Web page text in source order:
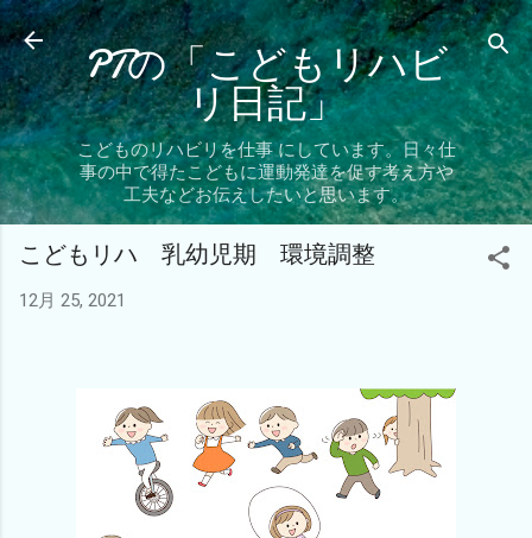
スキップしてメイン コンテンツに移動
PTの「こどもリハビ
リ日記」
こどものリハビリを仕事 にしています。日々仕
事の中で得たこどもに運動発達を促す考え方や
工夫などお伝えしたいと思います。
こどもリハ 乳幼児期 環境調整
12月 25, 2021